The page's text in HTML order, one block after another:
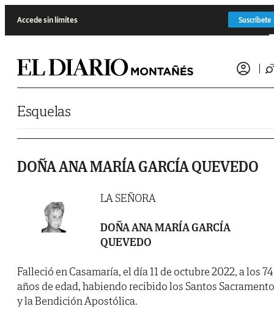
Accede sin límites Suscríbete
Esquelas
DOÑA ANA MARÍA GARCÍA QUEVEDO
LA SEÑORA
DOÑA ANA MARÍA GARCÍA
QUEVEDO
Falleció en Casamaría, el día 11 de octubre 2022, a los 74
años de edad, habiendo recibido los Santos
y la Bendición Apostólica.